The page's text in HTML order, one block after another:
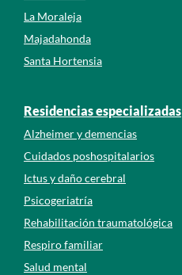
La Moraleja
Majadahonda
Santa Hortensia
Residencias especializadas
Alzheimer y demencias
Cuidados poshospitalarios
Ictus y daño cerebral
Psicogeriatría
Rehabilitación traumatológica
Respiro familiar
Salud mental